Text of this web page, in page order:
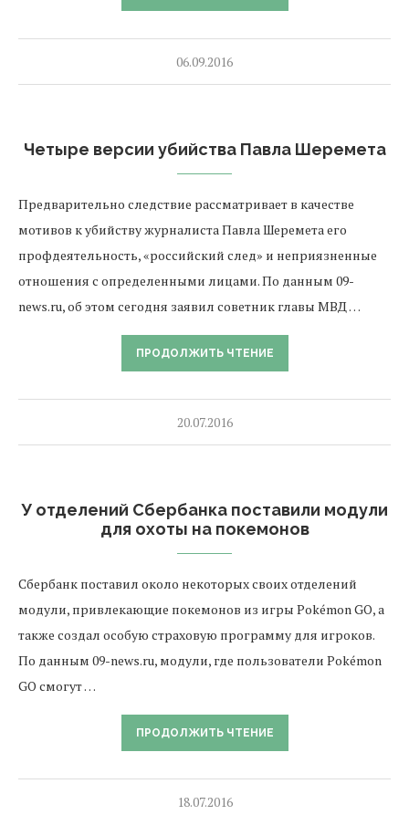
06.09.2016
Четыре версии убийства Павла Шеремета
Предварительно следствие рассматривает в качестве
мотивов к убийству журналиста Павла Шеремета его
профдеятельность, «российский след» и неприязненные
отношения с определенными лицами. По данным 09-
news.ru, об этом сегодня заявил советник главы МВД …
ПРОДОЛЖИТЬ ЧТЕНИЕ
20.07.2016
У отделений Сбербанка поставили модули
для охоты на покемонов
Сбербанк поставил около некоторых своих отделений
модули, привлекающие покемонов из игры Pokémon GO, а
также создал особую страховую программу для игроков.
По данным 09-news.ru, модули, где пользователи Pokémon
GO смогут …
ПРОДОЛЖИТЬ ЧТЕНИЕ
18.07.2016